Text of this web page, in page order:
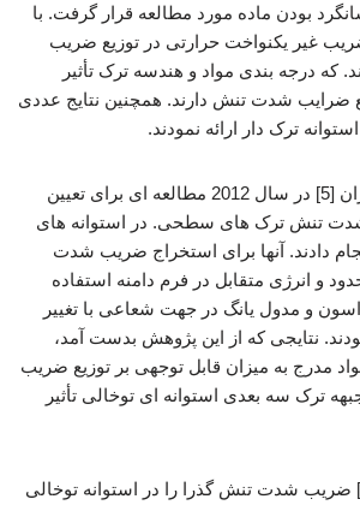
بودن ماده مورد مطالعه قرار گرفت. با
غیر یکنواخت حرارتی در توزیع ضریب
که درجه بندی مواد و هندسه ترک تأثیر
ضرایب شدت تنش دارند. همچنین نتایج عددی
ترک دار ارائه نمودند.
شقاقی مقدم و همکاران [5] در سال 2012 مطالعه ای برای تعیین
تنش ترک های سطحی. در استوانه های
دادند. آنها برای استخراج ضریب شدت
و انرژی متقابل در فرم دامنه استفاده
و مدول یانگ در جهت شعاعی با تغییر
نتایجی که از این پژوهش بدست آمد،
مدرج به میزان قابل توجهی بر توزیع ضریب
ترک سه بعدی استوانه ای توخالی تأثیر
اشراقی و همکاران [6] ضریب شدت تنش گذرا را در استوانه توخالی